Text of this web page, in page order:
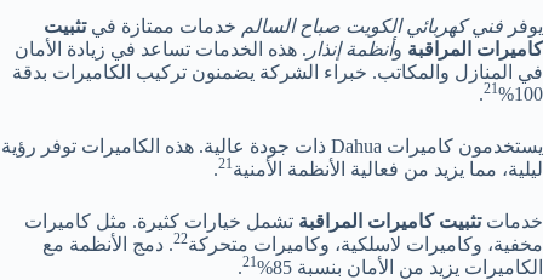
يوفر فني كهربائي الكويت صباح السالم خدمات ممتازة فيتثبيت
كاميرات المراقبة وأنظمة إنذار . هذه الخدمات تساعد في زيادة الأمان
في المنازل والمكاتب. خبراء الشركة يضمنون تركيب الكاميرات بدقة
100%
21
.
يستخدمون كاميرات Dahua ذات جودة عالية. هذه الكاميرات توفر رؤية
ليلية، مما يزيد من فعالية الأنظمة الأمنية21
.
خدماتتثبيت كاميرات المراقبة تشمل خيارات كثيرة. مثل كاميرات
مخفية، وكاميرات لاسلكية، وكاميرات متحركة22. دمج الأنظمة مع
الكاميرات يزيد من الأمان بنسبة 85%
21
.